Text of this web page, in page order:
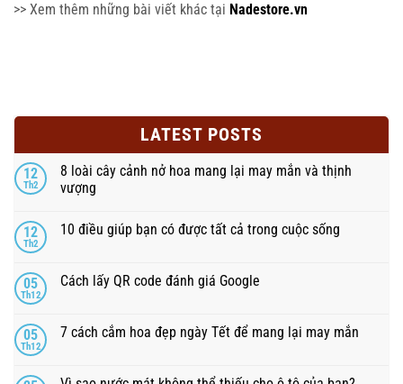
>> Xem thêm những bài viết khác tại Nadestore.vn
LATEST POSTS
12
Th2
8 loài cây cảnh nở hoa mang lại may mắn và thịnh
vượng
12
Th2
10 điều giúp bạn có được tất cả trong cuộc sống
05
Th12
Cách lấy QR code đánh giá Google
05
Th12
7 cách cắm hoa đẹp ngày Tết để mang lại may mắn